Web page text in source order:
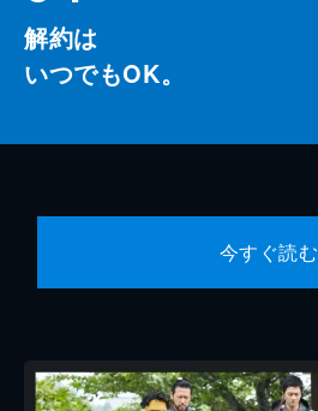
解約は
いつでもOK。
今すぐ読む